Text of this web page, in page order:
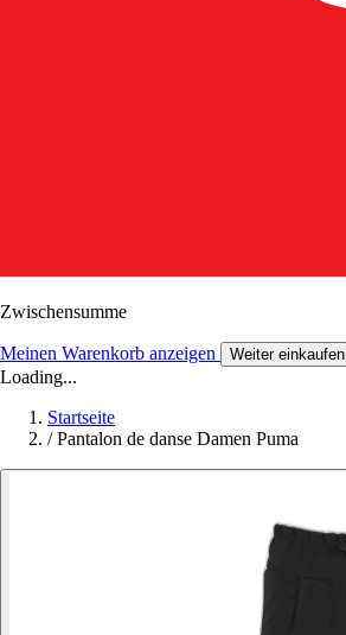
Zwischensumme
Meinen Warenkorb anzeigen Weiter einkaufen
Loading...
Startseite
/ Pantalon de danse Damen Puma